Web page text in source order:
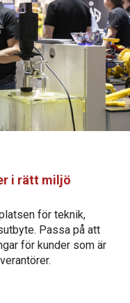
i rätt miljö
för teknik,
Passa på att
för kunder som är